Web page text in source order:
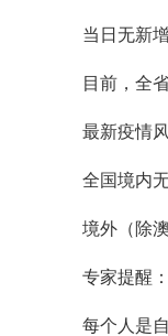
当日无新
目前，全
最新疫情
全国境内
境外（除
专家提醒：
每个人是